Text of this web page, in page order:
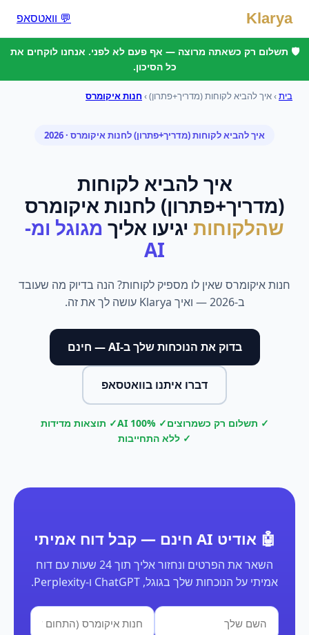
Klarya 💬 וואטסאפ
🛡️ תשלום רק כשאתה מרוצה — אף פעם לא לפני. אנחנו לוקחים את
כל הסיכון.
בית›איך להביא לקוחות (מדריך+פתרון)› חנות איקומרס
איך להביא לקוחות (מדריך+פתרון)לחנות איקומרס · 2026
איך להביא לקוחות
(מדריך+פתרון) לחנות איקומרס
שהלקוחות יגיעו אליך מגוגל ומ-
AI
חנות איקומרס שאין לו מספיק לקוחות? הנה בדיוק מה שעובד
ב-2026 — ואיך Klarya עושה לך את זה.
בדוק את הנוכחות שלך ב-AI — חינם
דברו איתנו בוואטסאפ
✓ תשלום רק כשמרוצים✓ 100% AI
✓ תוצאות מדידות
✓ ללא התחייבות
🤖 אודיט AI חינם — קבל דוח אמיתי
השאר את הפרטים ונחזור אליך תוך 24 שעות עם דוח
אמיתי על הנוכחות שלך בגוגל, ChatGPT ו-Perplexity.